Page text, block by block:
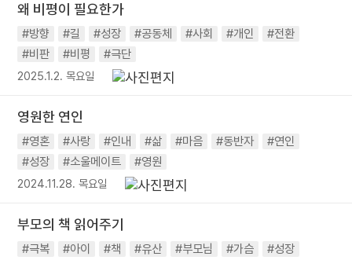
왜 비평이 필요한가
#방향 #길 #성장 #공동체 #사회 #개인
#전환
#비판
#비평 #극단
2025.1.2. 목요일
영원한 연인
#영혼 #사랑 #인내 #삶 #마음 #동반자
#연인
#성장
#소울메이트 #영원
2024.11.28. 목요일
부모의 책 읽어주기
#극복 #아이 #책 #유산 #부모님 #가슴
#성장